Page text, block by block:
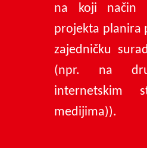
na koji način
projekta planira
zajedničku
(npr. na
internetskim
medijima)).